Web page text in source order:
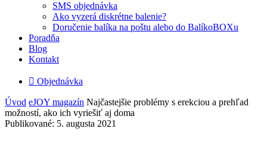
SMS objednávka
Ako vyzerá diskrétne balenie?
Doručenie balíka na poštu alebo do BalíkoBOXu
Poradňa
Blog
Kontakt
 Objednávka
Úvod eJOY magazín Najčastejšie problémy s erekciou a prehľad
možností, ako ich vyriešiť aj doma
Publikované: 5. augusta 2021